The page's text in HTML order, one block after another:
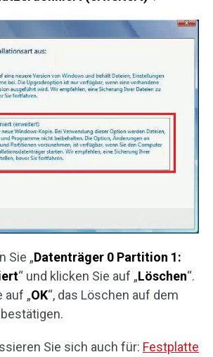
Sie „Datenträger 0 Partition 1:
“ und klicken Sie auf „Löschen“.
auf „OK“, das Löschen auf dem
Sie sich auch für: Festplatte